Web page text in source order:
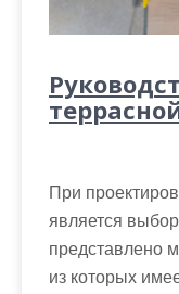
При
является
представлено
из которых